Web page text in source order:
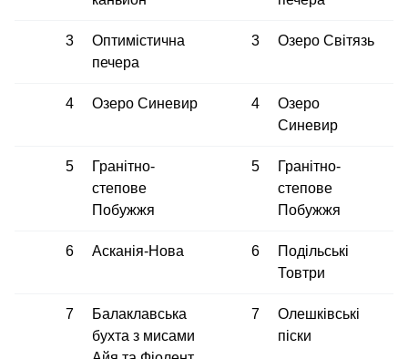
3
Оптимістична
печера
3 Озеро Світязь
4 Озеро Синевир 4
Озеро
Синевир
5
Гранітно-
степове
Побужжя
5
Гранітно-
степове
Побужжя
6 Асканія-Нова 6
Подільські
Товтри
7
Балаклавська
бухта з мисами
7
Олешківські
піски